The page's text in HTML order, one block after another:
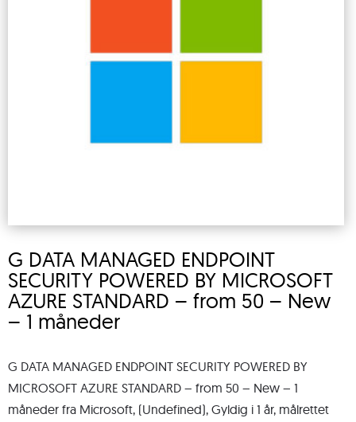
G DATA MANAGED ENDPOINT
SECURITY POWERED BY MICROSOFT
AZURE STANDARD – from 50 – New
– 1 måneder
G DATA MANAGED ENDPOINT SECURITY POWERED BY
MICROSOFT AZURE STANDARD – from 50 – New – 1
måneder fra Microsoft, (Undefined), Gyldig i 1 år, målrettet